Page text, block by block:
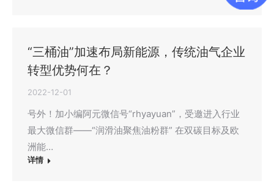
“三桶油”加速布局新能源，传统油气企业
转型优势何在？
2022-12-01
号外！加小编阿元微信号“rhyayuan”，受邀进入行业
最大微信群——“润滑油聚焦油粉群” 在双碳目标及欧
洲能…
详情